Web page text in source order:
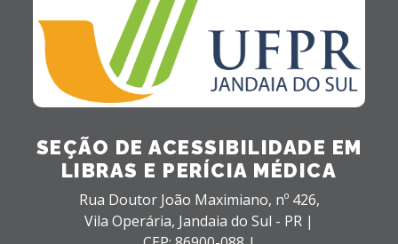
SEÇÃO DE ACESSIBILIDADE EM
LIBRAS E PERÍCIA MÉDICA
Rua Doutor João Maximiano, nº 426,
Vila Operária, Jandaia do Sul - PR |